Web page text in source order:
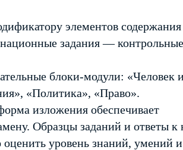
элементов
задания — контрольные
блоки-модули: «Человек
«Политика», «Право».
изложения обеспечивает
Образцы заданий и ответы к
уровень знаний, умений и